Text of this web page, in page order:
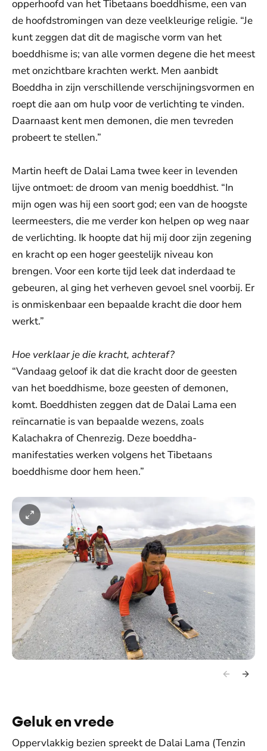
opperhoofd van het Tibetaans boeddhisme, een van
de hoofdstromingen van deze veelkleurige religie. “Je
kunt zeggen dat dit de magische vorm van het
boeddhisme is; van alle vormen degene die het meest
met onzichtbare krachten werkt. Men aanbidt
Boeddha in zijn verschillende verschijningsvormen en
roept die aan om hulp voor de verlichting te vinden.
Daarnaast kent men demonen, die men tevreden
probeert te stellen.”
Martin heeft de Dalai Lama twee keer in levenden
lijve ontmoet: de droom van menig boeddhist. “In
mijn ogen was hij een soort god; een van de hoogste
leermeesters, die me verder kon helpen op weg naar
de verlichting. Ik hoopte dat hij mij door zijn zegening
en kracht op een hoger geestelijk niveau kon
brengen. Voor een korte tijd leek dat inderdaad te
gebeuren, al ging het verheven gevoel snel voorbij. Er
is onmiskenbaar een bepaalde kracht die door hem
werkt.”
Hoe verklaar je die kracht, achteraf?
“Vandaag geloof ik dat die kracht door de geesten
van het boeddhisme, boze geesten of demonen,
komt. Boeddhisten zeggen dat de Dalai Lama een
reïncarnatie is van bepaalde wezens, zoals
Kalachakra of Chenrezig. Deze boeddha-
manifestaties werken volgens het Tibetaans
boeddhisme door hem heen.”
Geluk en vrede
Oppervlakkig bezien spreekt de Dalai Lama (Tenzin